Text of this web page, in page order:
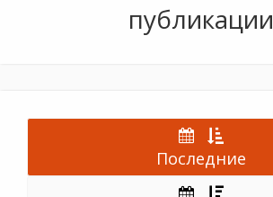
публикации
Последние